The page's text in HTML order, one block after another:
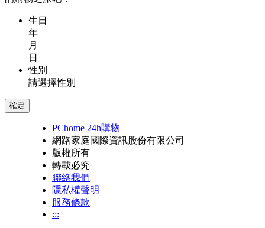
生日
年
月
日
性別
請選擇性別
確定
PChome 24h購物
網路家庭國際資訊股份有限公司
版權所有
轉載必究
聯絡我們
隱私權聲明
服務條款
:::